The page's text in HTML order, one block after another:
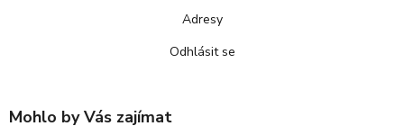
Adresy
Odhlásit se
Mohlo by Vás zajímat